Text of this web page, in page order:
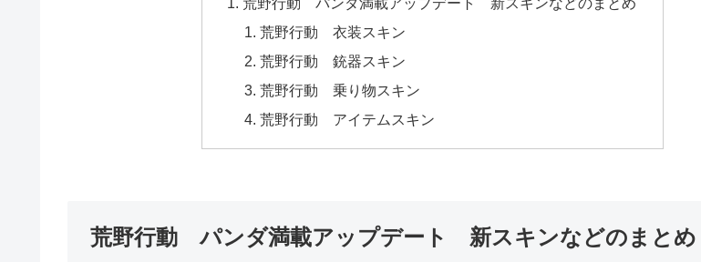
荒野行動 衣装スキン
荒野行動 銃器スキン
荒野行動 乗り物スキン
荒野行動 アイテムスキン
荒野行動 パンダ満載アップデート 新スキンなどのまとめ